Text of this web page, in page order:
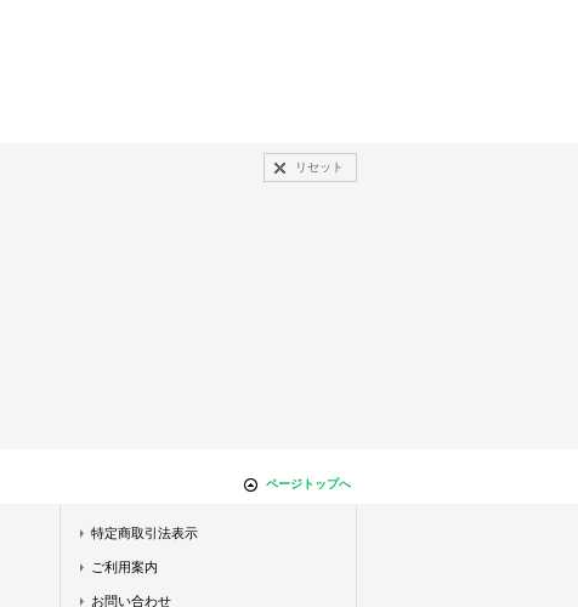
リセット
ページトップへ
特定商取引法表示
ご利用案内
お問い合わせ